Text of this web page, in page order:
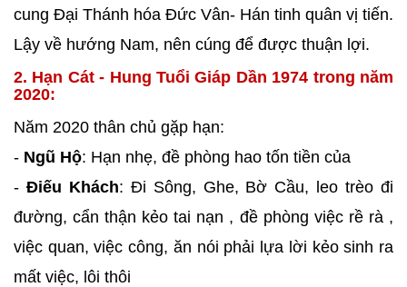
cung Đại Thánh hóa Đức Vân- Hán tinh quân vị tiến.
Lậy về hướng Nam, nên cúng để được thuận lợi.
2. Hạn Cát - Hung Tuổi Giáp Dần 1974 trong năm
2020:
Năm 2020 thân chủ gặp hạn:
- Ngũ Hộ: Hạn nhẹ, đề phòng hao tốn tiền của
- Điếu Khách: Đi Sông, Ghe, Bờ Cầu, leo trèo đi
đường, cẩn thận kẻo tai nạn , đề phòng việc rề rà ,
việc quan, việc công, ăn nói phải lựa lời kẻo sinh ra
mất việc, lôi thôi